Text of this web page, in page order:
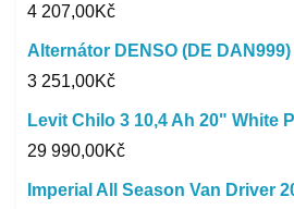
4 207,00Kč
Alternátor DENSO (DE DAN999)
3 251,00Kč
Levit Chilo 3 10,4 Ah 20" White
29 990,00Kč
Imperial All Season Van Driver